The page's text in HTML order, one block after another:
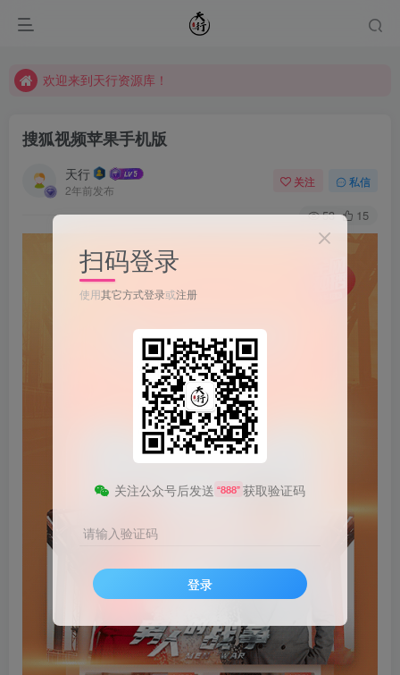
欢迎来到天行资源库！
搜狐视频苹果手机版
天行
2年前发布
关注 私信
53 15
扫码登录
使用其它方式登录或注册
关注公众号后发送 “888” 获取验证码
请输入验证码
登录